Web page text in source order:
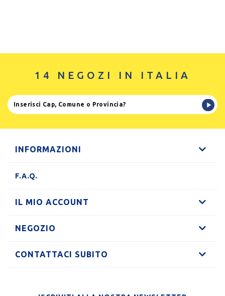
14 NEGOZI IN ITALIA
INFORMAZIONI
F.A.Q.
IL MIO ACCOUNT
NEGOZIO
CONTATTACI SUBITO